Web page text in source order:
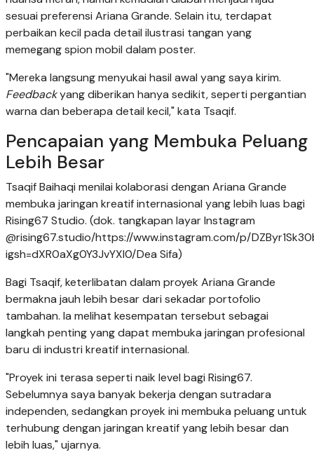
sesuai preferensi Ariana Grande. Selain itu, terdapat
perbaikan kecil pada detail ilustrasi tangan yang
memegang spion mobil dalam poster.
"Mereka langsung menyukai hasil awal yang saya kirim.
Feedbackyang diberikan hanya sedikit, seperti pergantian
warna dan beberapa detail kecil," kata Tsaqif.
Pencapaian yang Membuka Peluang
Lebih Besar
Tsaqif Baihaqi menilai kolaborasi dengan Ariana Grande
membuka jaringan kreatif internasional yang lebih luas bagi
Rising67 Studio. (dok. tangkapan layar Instagram
@rising67.studio/https://www.instagram.com/p/
igsh=dXR0aXg0Y3JvYXI0/Dea Sifa)
Bagi Tsaqif, keterlibatan dalam proyek Ariana Grande
bermakna jauh lebih besar dari sekadar portofolio
tambahan. Ia melihat kesempatan tersebut sebagai
langkah penting yang dapat membuka jaringan profesional
baru di industri kreatif internasional.
"Proyek ini terasa seperti naik level bagi Rising67.
Sebelumnya saya banyak bekerja dengan sutradara
independen, sedangkan proyek ini membuka peluang untuk
terhubung dengan jaringan kreatif yang lebih besar dan
lebih luas," ujarnya.